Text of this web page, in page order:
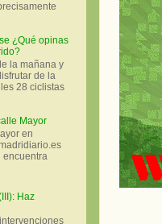
¿Qué opinas
la mañana y
de la
28 ciclistas
Mayor
en
encuentra
Haz